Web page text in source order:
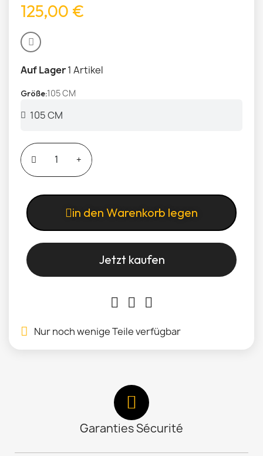
125,00 €
Auf Lager1 Artikel
Größe 105 CM
in den Warenkorb legen
Jetzt kaufen
Nur noch wenige Teile verfügbar
Garanties Sécurité